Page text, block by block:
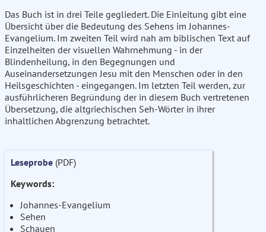
Das Buch ist in drei Teile gegliedert. Die Einleitung gibt eine
Übersicht über die Bedeutung des Sehens im Johannes-
Evangelium. Im zweiten Teil wird nah am biblischen Text auf
Einzelheiten der visuellen Wahrnehmung - in der
Blindenheilung, in den Begegnungen und
Auseinandersetzungen Jesu mit den Menschen oder in den
Heilsgeschichten - eingegangen. Im letzten Teil werden, zur
ausführlicheren Begründung der in diesem Buch vertretenen
Übersetzung, die altgriechischen Seh-Wörter in ihrer
inhaltlichen Abgrenzung betrachtet.
Leseprobe (PDF)
Keywords:
Johannes-Evangelium
Sehen
Schauen